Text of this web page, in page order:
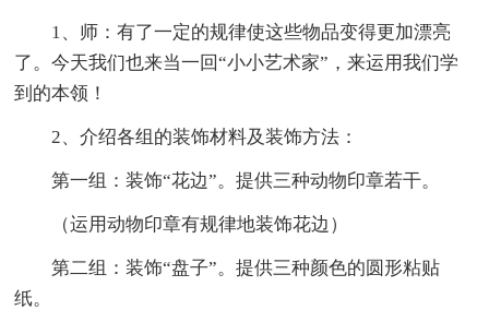
1、师：有了一定的规律使这些物品变得更加漂亮
了。今天我们也来当一回“小小艺术家”，来运用我们学
到的本领！
2、介绍各组的装饰材料及装饰方法：
第一组：装饰“花边”。提供三种动物印章若干。
（运用动物印章有规律地装饰花边）
第二组：装饰“盘子”。提供三种颜色的圆形粘贴
纸。